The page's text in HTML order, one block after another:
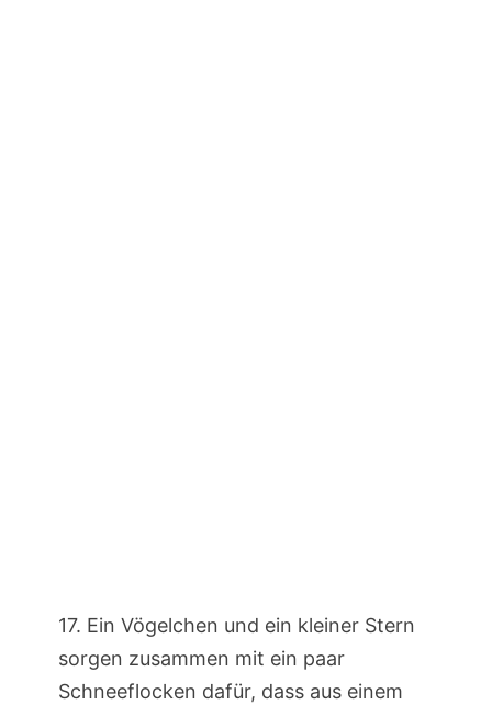
17. Ein Vögelchen und ein kleiner Stern
sorgen zusammen mit ein paar
Schneeflocken dafür, dass aus einem